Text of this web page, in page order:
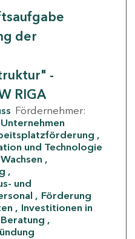
der
-
RIGA
Fördernehmer:
Unternehmen
und Technologie
und
Förderung
Investitionen in